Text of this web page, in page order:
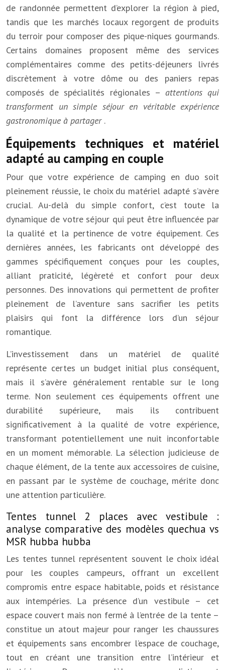
de randonnée permettent d’explorer la région à pied,
tandis que les marchés locaux regorgent de produits
du terroir pour composer des pique-niques gourmands.
Certains domaines proposent même des services
complémentaires comme des petits-déjeuners livrés
discrètement à votre dôme ou des paniers repas
composés de spécialités régionales – attentions qui
transforment un simple séjour en véritable expérience
gastronomique à partager .
Équipements techniques et matériel
adapté au camping en couple
Pour que votre expérience de camping en duo soit
pleinement réussie, le choix du matériel adapté s’avère
crucial. Au-delà du simple confort, c’est toute la
dynamique de votre séjour qui peut être influencée par
la qualité et la pertinence de votre équipement. Ces
dernières années, les fabricants ont développé des
gammes spécifiquement conçues pour les couples,
alliant praticité, légèreté et confort pour deux
personnes. Des innovations qui permettent de profiter
pleinement de l’aventure sans sacrifier les petits
plaisirs qui font la différence lors d’un séjour
romantique.
L’investissement dans un matériel de qualité
représente certes un budget initial plus conséquent,
mais il s’avère généralement rentable sur le long
terme. Non seulement ces équipements offrent une
durabilité supérieure, mais ils contribuent
significativement à la qualité de votre expérience,
transformant potentiellement une nuit inconfortable
en un moment mémorable. La sélection judicieuse de
chaque élément, de la tente aux accessoires de cuisine,
en passant par le système de couchage, mérite donc
une attention particulière.
Tentes tunnel 2 places avec vestibule :
analyse comparative des modèles quechua vs
MSR hubba hubba
Les tentes tunnel représentent souvent le choix idéal
pour les couples campeurs, offrant un excellent
compromis entre espace habitable, poids et résistance
aux intempéries. La présence d’un vestibule – cet
espace couvert mais non fermé à l’entrée de la tente –
constitue un atout majeur pour ranger les chaussures
et équipements sans encombrer l’espace de couchage,
tout en créant une transition entre l’intérieur et